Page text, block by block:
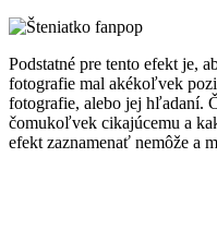
Podstatné pre tento efekt je,
fotografie mal akékoľvek
fotografie, alebo jej hľadaní.
čomukoľvek cikajúcemu a
efekt zaznamenať nemôže a